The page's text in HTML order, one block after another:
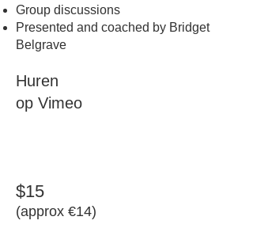
Group discussions
Presented and coached by Bridget
Belgrave
Huren
op Vimeo
$15
​(approx €14)